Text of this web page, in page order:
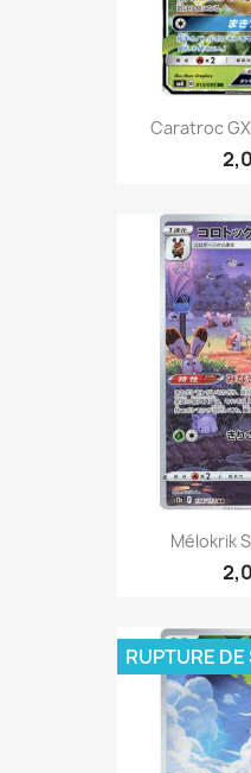
Caratroc
Mélokrik
RUPTURE